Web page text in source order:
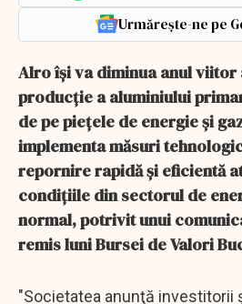
Urmărește-ne pe
Alro îşi va diminua anul
producţie a aluminiului
de pe pieţele de energie şi
implementa măsuri
repornire rapidă şi eficientă
condiţiile din sectorul de
normal, potrivit unui
remis luni Bursei de Valori
"Societatea anunţă investitorii